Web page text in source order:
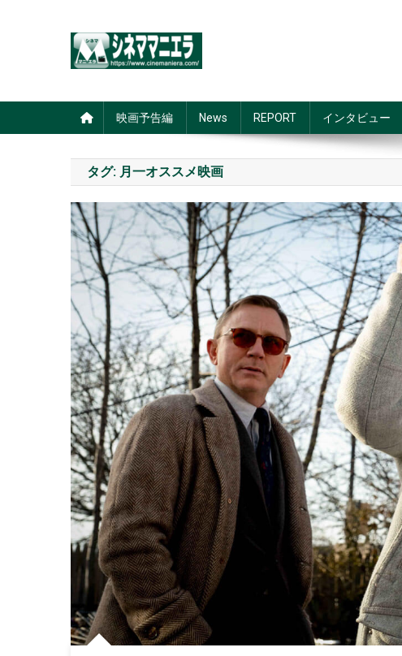
映画予告編 News REPORT インタビュー
タグ: 月一オススメ映画